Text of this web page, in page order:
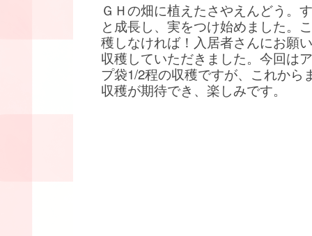
ＧＨの畑に植えたさやえんどう。
と成長し、実をつけ始めました。
穫しなければ！入居者さんにお願
収穫していただきました。今回は
プ袋1/2程の収穫ですが、これから
収穫が期待でき、楽しみです。